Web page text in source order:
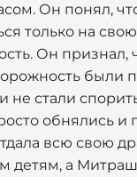
Он понял,
только на
Он признал,
были
не стали
обнялись
всю свою
детям, а